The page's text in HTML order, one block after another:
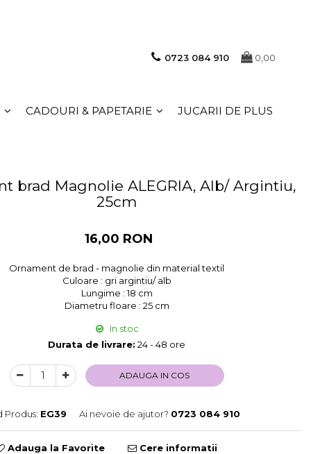
0723 084 910 0,00
CADOURI & PAPETARIE JUCARII DE PLUS
brad Magnolie ALEGRIA, Alb/ Argintiu,
25cm
16,00 RON
Ornament de brad - magnolie din material textil
Culoare : gri argintiu/ alb
Lungime : 18 cm
Diametru floare : 25 cm
In stoc
Durata de livrare: 24 - 48 ore
ADAUGA IN COS
Produs: EG39 Ai nevoie de ajutor? 0723 084 910
Adauga la Favorite Cere informatii